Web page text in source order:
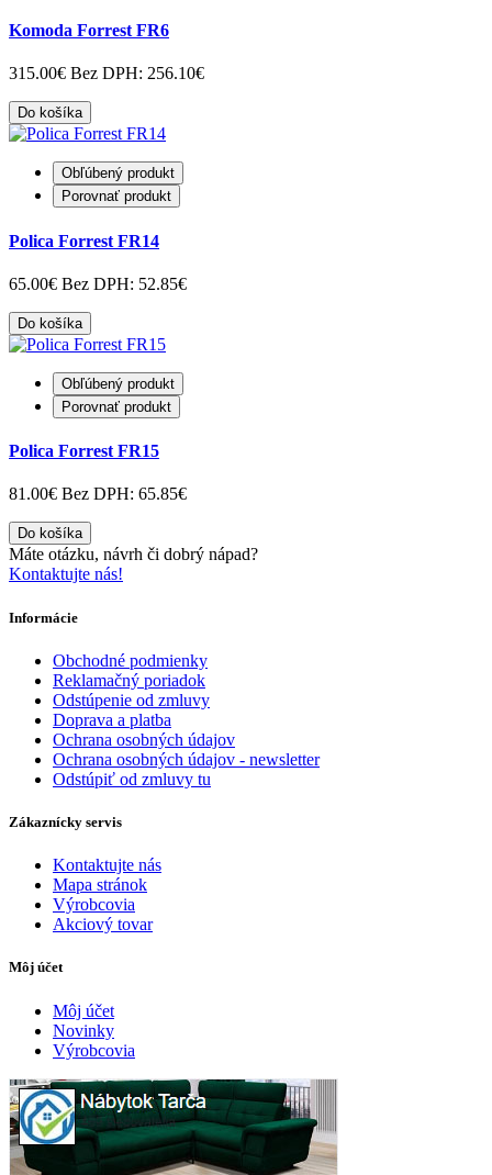
Komoda Forrest FR6
315.00€ Bez DPH: 256.10€
Do košíka
Obľúbený produkt
Porovnať produkt
Polica Forrest FR14
65.00€ Bez DPH: 52.85€
Do košíka
Obľúbený produkt
Porovnať produkt
Polica Forrest FR15
81.00€ Bez DPH: 65.85€
Do košíka
Máte otázku, návrh či dobrý nápad?
Kontaktujte nás!
Informácie
Obchodné podmienky
Reklamačný poriadok
Odstúpenie od zmluvy
Doprava a platba
Ochrana osobných údajov
Ochrana osobných údajov - newsletter
Odstúpiť od zmluvy tu
Zákaznícky servis
Kontaktujte nás
Mapa stránok
Výrobcovia
Akciový tovar
Môj účet
Môj účet
Novinky
Výrobcovia